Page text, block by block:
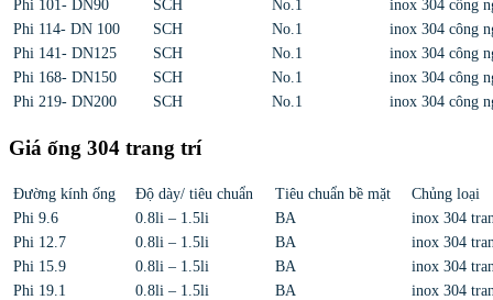
Phi 101- DN90
SCH No.1
inox 304 công
Phi 114- DN 100
SCH No.1
inox 304 công
Phi 141- DN125
SCH No.1
inox 304 công
Phi 168- DN150
SCH No.1
inox 304 công
Phi 219- DN200
SCH No.1 inox 304 công
Giá ống 304 trang trí
Đường kính ống Độ dày/ tiêu chuẩn Tiêu chuẩn bề mặt
Chủng loại
Phi 9.6
0.8li – 1.5li BA
inox 304
Phi 12.7
0.8li – 1.5li BA
inox 304
Phi 15.9
0.8li – 1.5li BA
inox 304
Phi 19.1
0.8li – 1.5li BA
inox 304